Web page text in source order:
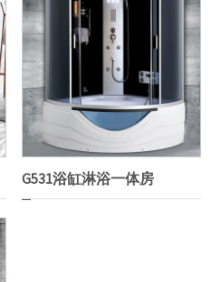
G531浴缸淋浴一体房